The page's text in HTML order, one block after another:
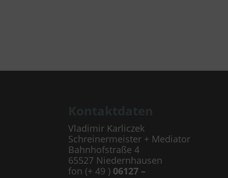
Vladimir Karliczek
Schreinermeister + Mediator
Bahnhofstraße 4
65527 Niedernhausen
fon (+ 49 ) 06127 –